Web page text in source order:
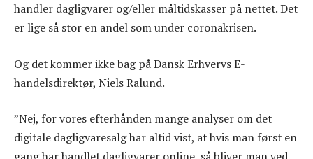
handler dagligvarer og/eller måltidskasser på nettet. Det
er lige så stor en andel som under coronakrisen.
Og det kommer ikke bag på Dansk Erhvervs E-
handelsdirektør, Niels Ralund.
”Nej, for vores efterhånden mange analyser om det
digitale dagligvaresalg har altid vist, at hvis man først en